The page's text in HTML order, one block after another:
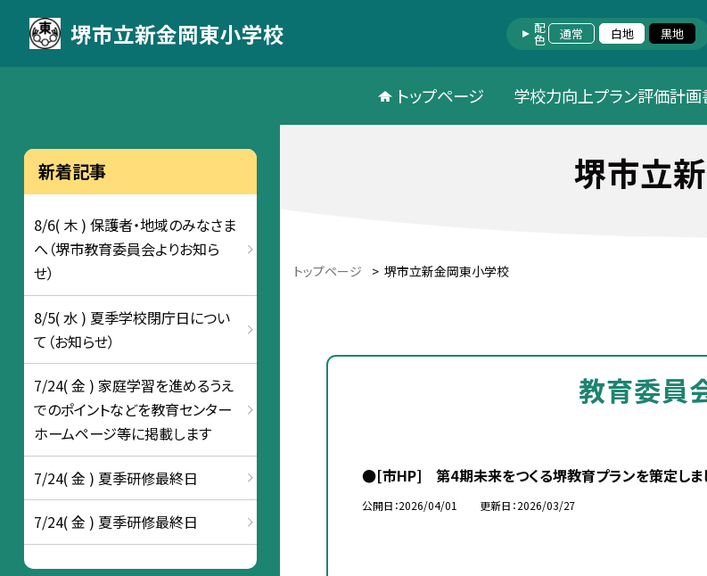
堺市立新金岡東小学校 配色 通常 白地 黒地
トップページ 学校力向上プラン評価計画
堺市立
トップページ > 堺市立新金岡東小学校
教育委員
●[市HP] 第4期未来をつくる堺教育プランを策定しま
公開日 2026/04/01 更新日 2026/03/27
新着記事
8/6( 木 ) 保護者・地域のみなさま
へ（堺市教育委員会よりお知ら
せ）
8/5( 水 ) 夏季学校閉庁日につい
て（お知らせ）
7/24( 金 ) 家庭学習を進めるうえ
でのポイントなどを教育センター
ホームページ等に掲載します
7/24( 金 ) 夏季研修最終日
7/24( 金 ) 夏季研修最終日